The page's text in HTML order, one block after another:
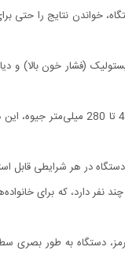
خواندن نتایج را حتی
با قابلیت اندازه‌گیری
دستگاه در هر شرایطی قابل
نفر دارد، که برای
دستگاه به طور بصری